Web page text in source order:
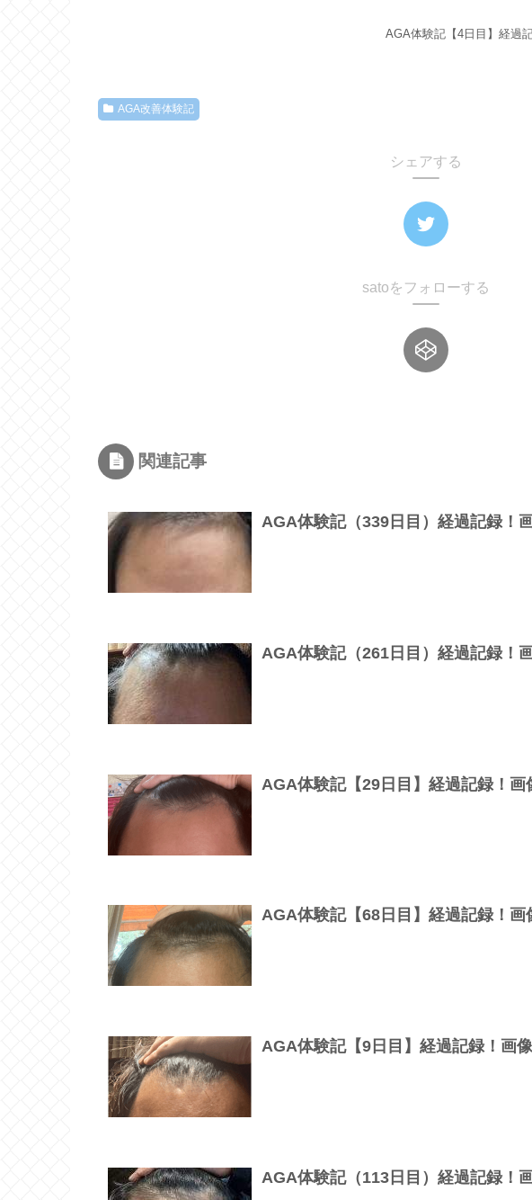
AGA体験記【4日目】経過
AGA改善体験記
シェアする
satoをフォローする
関連記事
AGA体験記（339日目）経過記録！
AGA体験記（261日目）経過記録！
AGA体験記【29日目】経過記録！画
AGA体験記【68日目】経過記録！画
AGA体験記【9日目】経過記録！画
AGA体験記（113日目）経過記録！